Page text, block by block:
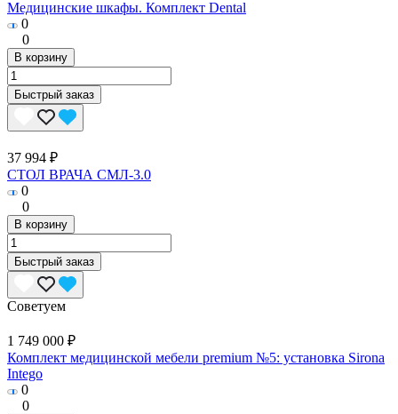
Медицинские шкафы. Комплект Dental
0
0
В корзину
Быстрый заказ
37 994 ₽
СТОЛ ВРАЧА СМЛ-3.0
0
0
В корзину
Быстрый заказ
Советуем
1 749 000 ₽
Комплект медицинской мебели premium №5: установка Sirona
Intego
0
0